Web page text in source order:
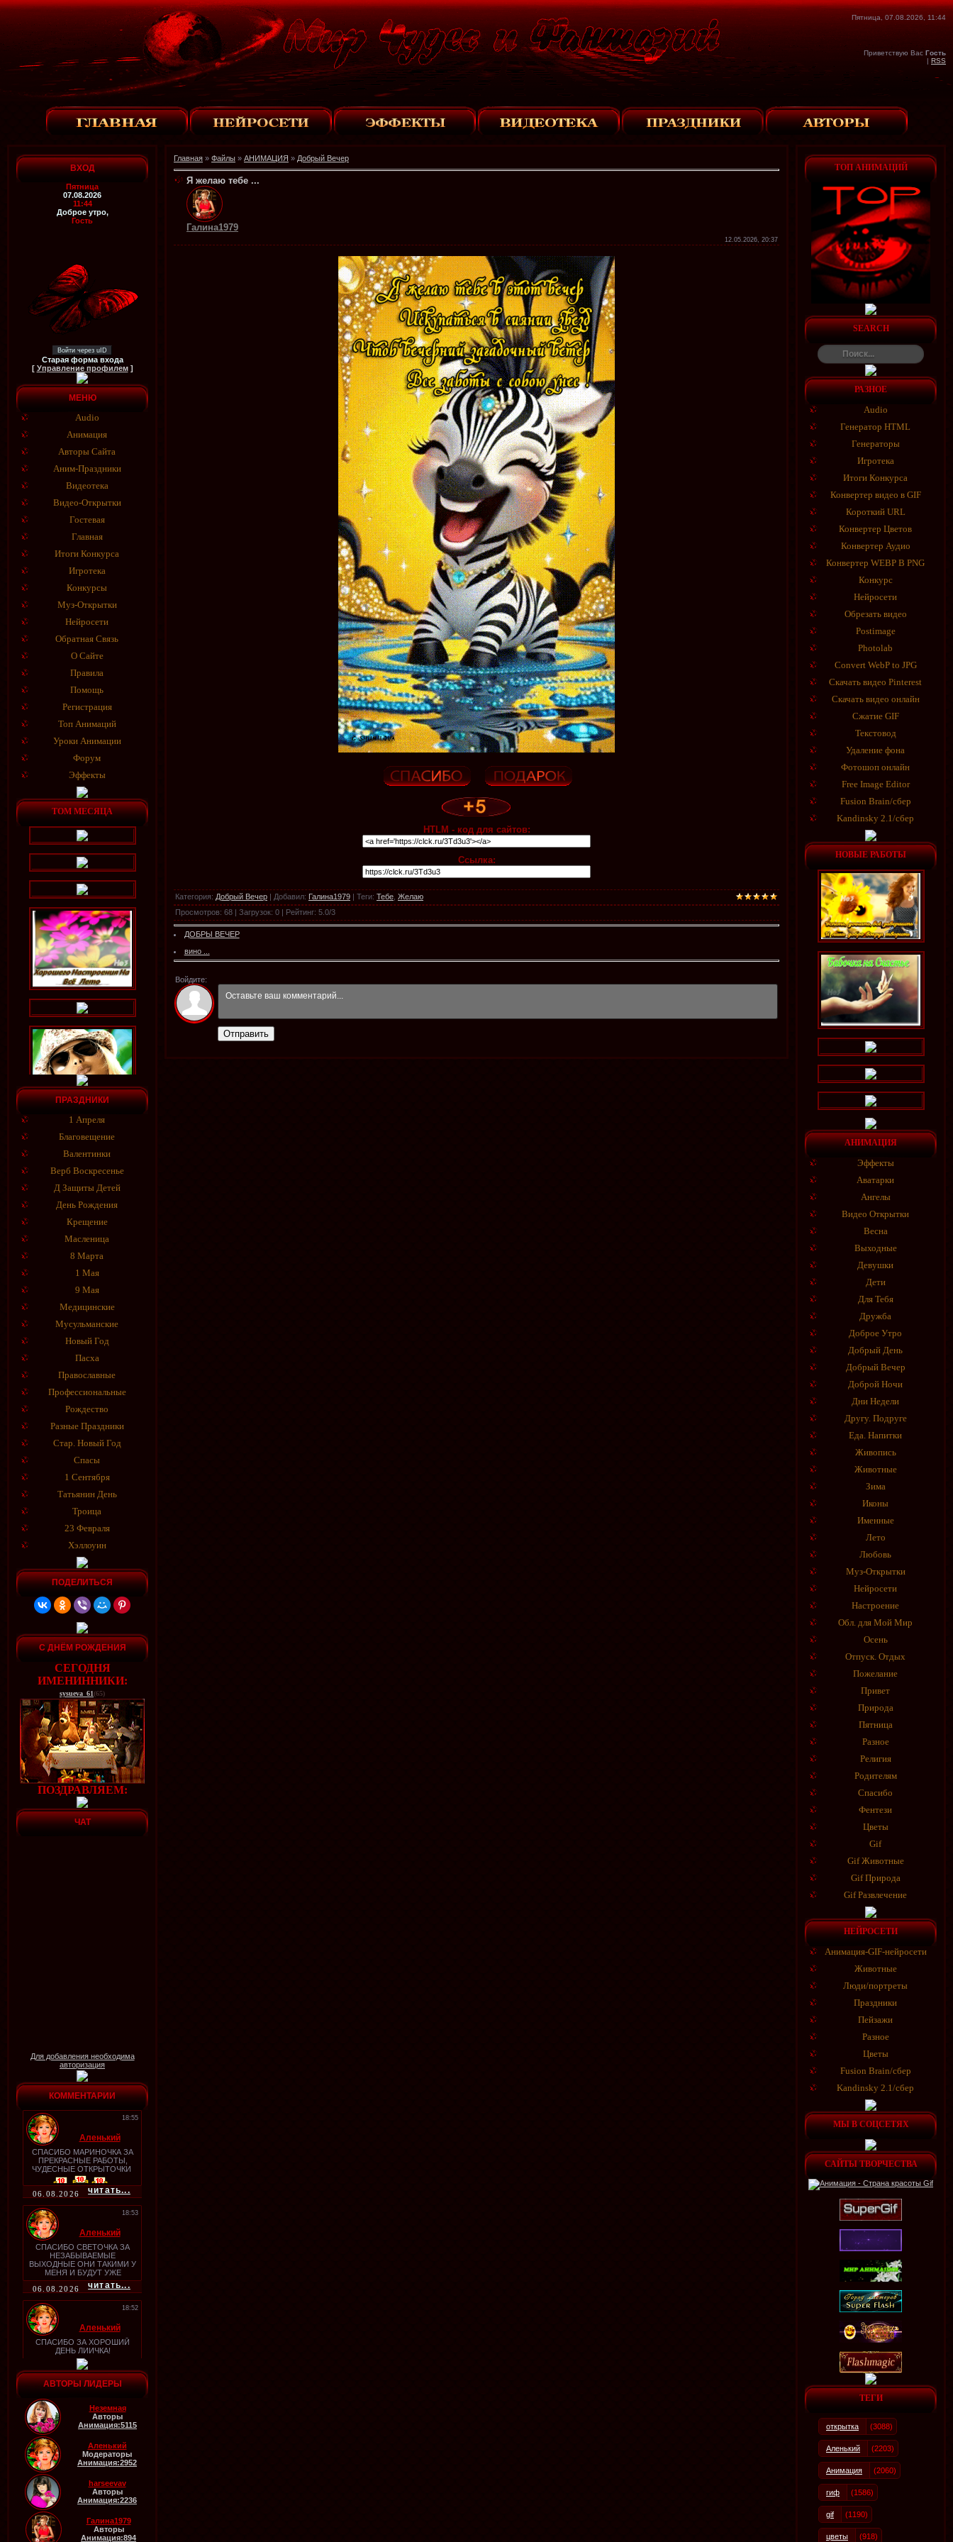
Пятница, 07.08.2026, 11:44
Приветствую Вас Гость
| RSS
ВХОД
Пятница
07.08.2026
11:44
Доброе утро,
Гость
Войти через uID
Старая форма входа
[ Управление профилем]
МЕНЮ
Audio
Анимация
Авторы Сайта
Аним-Праздники
Видеотека
Видео-Открытки
Гостевая
Главная
Итоги Конкурса
Игротека
Конкурсы
Муз-Открытки
Нейросети
Обратная Связь
О Сайте
Правила
Помощь
Регистрация
Топ Анимаций
Уроки Анимации
Форум
Эффекты
ТОМ МЕСЯЦА
ПРАЗДНИКИ
1 Апреля
Благовещение
Валентинки
Верб Воскресенье
Д Защиты Детей
День Рождения
Крещение
Масленица
8 Марта
1 Мая
9 Мая
Медицинские
Мусульманские
Новый Год
Пасха
Православные
Профессиональные
Рождество
Разные Праздники
Стар. Новый Год
Спасы
1 Сентября
Татьянин День
Троица
23 Февраля
Хэллоуин
ПОДЕЛИТЬСЯ
С ДНЁМ РОЖДЕНИЯ
СЕГОДНЯ
ИМЕНИННИКИ:
sysueva_61(65)
ПОЗДРАВЛЯЕМ:
ЧАТ
Для добавления необходима
авторизация
КОММЕНТАРИИ
18:55
Аленький
СПАСИБО МАРИНОЧКА ЗА
ПРЕКРАСНЫЕ РАБОТЫ,
ЧУДЕСНЫЕ ОТКРЫТОЧКИ
06.08.2026 читать...
18:53
Аленький
СПАСИБО СВЕТОЧКА ЗА
НЕЗАБЫВАЕМЫЕ
ВЫХОДНЫЕ ОНИ ТАКИМИ У
МЕНЯ И БУДУТ УЖЕ
ЧУВСТВУЮ,,
06.08.2026 читать...
18:52
Аленький
СПАСИБО ЗА ХОРОШИЙ
ДЕНЬ ЛИИЧКА!
06.08.2026 читать...
Аленький
06.08.2026
18:45
Аленький
ура ПРИВЕТИК МАРИНОЧКА
АВТОРЫ ЛИДЕРЫ
Неземная
Авторы
Анимация:5115
Аленький
Модераторы
Анимация:2952
harseevav
Авторы
Анимация:2236
Галина1979
Авторы
Анимация:894
Главная » Файлы » АНИМАЦИЯ » Добрый Вечер
Я желаю тебе ...
Галина1979
12.05.2026, 20:37
HTLM - код для сайтов:
Ссылка:
Категория: Добрый Вечер | Добавил: Галина1979 | Теги: Тебе Желаю
Просмотров: 68 | Загрузок: 0 | Рейтинг: 5.0/3
ДОБРЫ ВЕЧЕР
вино ...
Войдите:
Отправить
ТОП АНИМАЦИЙ
SEARCH
РАЗНОЕ
Audio
Генератор HTML
Генераторы
Игротека
Итоги Конкурса
Конвертер видео в GIF
Короткий URL
Конвертер Цветов
Конвертер Аудио
Конвертер WEBP В PNG
Конкурс
Нейросети
Обрезать видео
Postimage
Photolab
Convert WebP to JPG
Скачать видео Pinterest
Скачать видео онлайн
Сжатие GIF
Текстовод
Удаление фона
Фотошоп онлайн
Free Image Editor
Fusion Brain/сбер
Kandinsky 2.1/сбер
НОВЫЕ РАБОТЫ
АНИМАЦИЯ
Эффекты
Аватарки
Ангелы
Видео Открытки
Весна
Выходные
Девушки
Дети
Для Тебя
Дружба
Доброе Утро
Добрый День
Добрый Вечер
Доброй Ночи
Дни Недели
Другу. Подруге
Еда. Напитки
Живопись
Животные
Зима
Иконы
Именные
Лето
Любовь
Муз-Открытки
Нейросети
Настроение
Обл. для Мой Мир
Осень
Отпуск. Отдых
Пожелание
Привет
Природа
Пятница
Разное
Религия
Родителям
Спасибо
Фентези
Цветы
Gif
Gif Животные
Gif Природа
Gif Развлечение
НЕЙРОСЕТИ
Анимация-GIF-нейросети
Животные
Люди/портреты
Праздники
Пейзажи
Разное
Цветы
Fusion Brain/сбер
Kandinsky 2.1/сбер
МЫ В СОЦСЕТЯХ
САЙТЫ ТВОРЧЕСТВА
ТЕГИ
открытка (3088)
Аленький (2203)
Анимация (2060)
гиф (1586)
gif (1190)
цветы (918)